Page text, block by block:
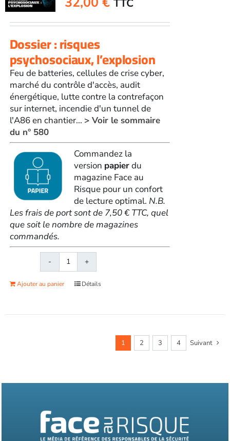
TTC
Dossier : risques
psychosociaux, l’explosion
Feu de batteries, cellules de crise cyber,
marché du contrôle d'accès, audit
énergétique, lutte contre la contrefaçon
sur internet, incendie d'un tunnel de
l'A86 en chantier... > Voir le sommaire
du n° 580
Commandez la
version papierdu
magazine Face au
Risque pour un confort
de lecture optimal. N.B.
Les frais de port sont de 7,50 € TTC, quel
que soit le nombre de magazines
commandés.
quantité
de
Face
2022
Ajouter au panier Détails
1 2 3 4 Suivant